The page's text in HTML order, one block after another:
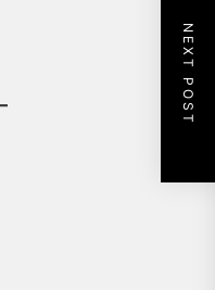
NEXT POST